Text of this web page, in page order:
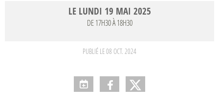
LE LUNDI 19 MAI 2025
DE 17H30 À 18H30
PUBLIÉ LE08 OCT. 2024